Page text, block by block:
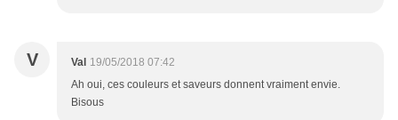
V Val 19/05/2018 07:42
Ah oui, ces couleurs et saveurs donnent vraiment envie.
Bisous